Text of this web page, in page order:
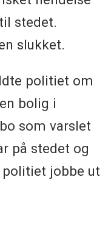
stedet.
slukket.
politiet om
bolig i
som varslet
på stedet og
politiet jobbe ut